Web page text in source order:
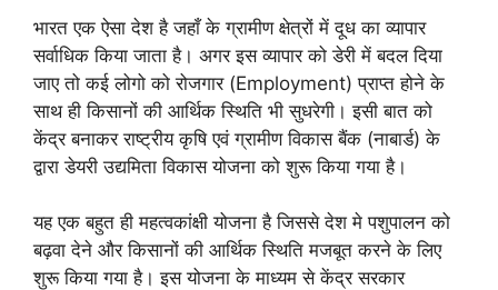
भारत एक ऐसा देश है जहाँ के ग्रामीण क्षेत्रों में दूध का व्यापार
सर्वाधिक किया जाता है। अगर इस व्यापार को डेरी में बदल दिया
जाए तो कई लोगो को रोजगार (Employment) प्राप्त होने के
साथ ही किसानों की आर्थिक स्थिति भी सुधरेगी। इसी बात को
केंद्र बनाकर राष्ट्रीय कृषि एवं ग्रामीण विकास बैंक (नाबार्ड) के
द्वारा डेयरी उद्यमिता विकास योजना को शुरू किया गया है।
यह एक बहुत ही महत्वकांक्षी योजना है जिससे देश मे पशुपालन को
बढ़वा देने और किसानों की आर्थिक स्थिति मजबूत करने के लिए
शुरू किया गया है। इस योजना के माध्यम से केंद्र सरकार